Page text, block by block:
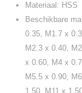
Materiaal: HSS
Beschikbare
0.35, M1.7 x
M2.3 x 0.40,
x 0.60, M4 x
M5.5 x 0.90,
1.50, M11 x